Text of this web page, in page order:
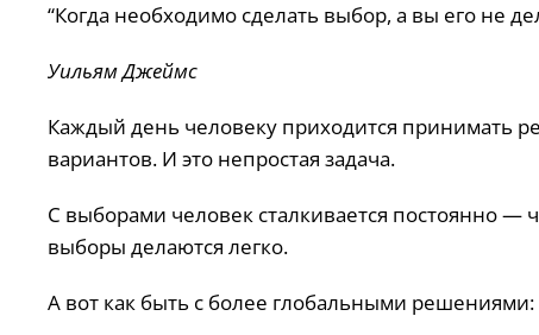
“Когда необходимо сделать выбор, а вы его не
Уильям Джеймс
Каждый день человеку приходится принимать
вариантов. И это непростая задача.
С выборами человек сталкивается постоянно —
выборы делаются легко.
А вот как быть с более глобальными решениями: